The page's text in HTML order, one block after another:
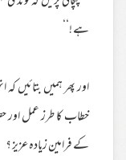
ہے !‘‘
اور پھر ہمیں بتائیں
خطاب کا طرز عمل
کے فرامین زیادہ عزیز ؟